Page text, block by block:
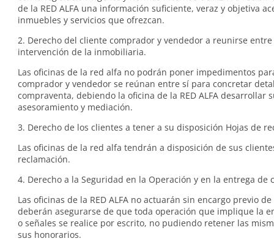
de la RED ALFA una información suficiente, veraz y objetiva
inmuebles y servicios que ofrezcan.
2. Derecho del cliente comprador y vendedor a reunirse
intervención de la inmobiliaria.
Las oficinas de la red alfa no podrán poner impedimentos
comprador y vendedor se reúnan entre sí para concretar
compraventa, debiendo la oficina de la RED ALFA desarrollar
asesoramiento y mediación.
3. Derecho de los clientes a tener a su disposición Hojas de
Las oficinas de la red alfa tendrán a disposición de sus
reclamación.
4. Derecho a la Seguridad en la Operación y en la entrega de
Las oficinas de la RED ALFA no actuarán sin encargo previo
deberán asegurarse de que toda operación que implique la
o señales se realice por escrito, no pudiendo retener las
sus honorarios.